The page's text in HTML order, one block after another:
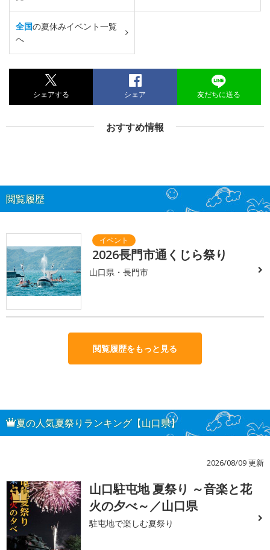
全国の夏休みイベント一覧
へ
シェアする シェア 友だちに送る
おすすめ情報
閲覧履歴
2026長門市通くじら祭り
山口県・長門市
閲覧履歴をもっと見る
夏の人気夏祭りランキング【山口県】
2026/08/09 更新
1
山口駐屯地 夏祭り ～音楽と花
火の夕べ～／山口県
駐屯地で楽しむ夏祭り